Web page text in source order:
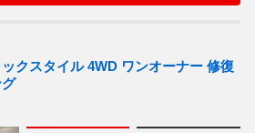
クスタイル 4WD ワンオーナー 修復